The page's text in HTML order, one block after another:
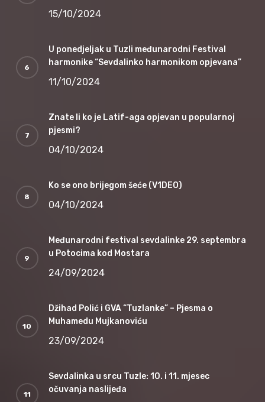
15/10/2024
U ponedjeljak u Tuzli međunarodni Festival
harmonike “Sevdalinko harmonikom opjevana”
11/10/2024
Znate li ko je Latif-aga opjevan u popularnoj
pjesmi?
04/10/2024
Ko se ono brijegom šeće (V1DEO)
04/10/2024
Međunarodni festival sevdalinke 29. septembra
u Potocima kod Mostara
24/09/2024
Džihad Polić i GVA “Tuzlanke” – Pjesma o
Muhamedu Mujkanoviću
23/09/2024
Sevdalinka u srcu Tuzle: 10. i 11. mjesec
očuvanja naslijeđa